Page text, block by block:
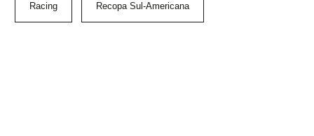
Racing Recopa Sul-Americana